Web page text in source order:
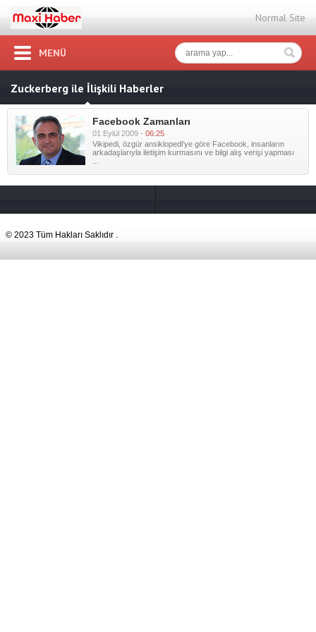
Normal Site
MENÜ
Zuckerberg ile İlişkili Haberler
Facebook Zamanları
01 Eylül 2009 - 06:25
Vikipedi, özgür ansiklopedi'ye göre Facebook, insanların
arkadaşlarıyla iletişim kurmasını ve bilgi alış verişi yapması
© 2023 Tüm Hakları Saklıdır .